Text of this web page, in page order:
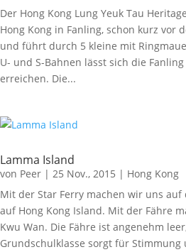
Der Hong Kong Lung Yeuk Tau
Hong Kong in Fanling, schon kurz vor
und führt durch 5 kleine mit
U- und S-Bahnen lässt sich die
erreichen. Die...
Lamma Island
von Peer | 25 Nov., 2015 | Hong Kong
Mit der Star Ferry machen wir uns
auf Hong Kong Island. Mit der Fähre
Kwu Wan. Die Fähre ist angenehm
Grundschulklasse sorgt für